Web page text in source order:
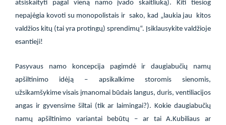
atsiskaityti pagal vieną namo įvado skaitliuką). Kiti tiesiog
nepajėgia kovoti su monopolistais ir sako, kad „laukia jau
kitos
valdžios kitų (tai yra protingų) sprendimų“. Įsiklausykite valdžioje
esantieji!
Pasyvaus namo koncepcija pagimdė ir daugiabučių namų
apšiltinimo idėją – apsikalkime storomis sienomis,
užsikamšykime visais įmanomai būdais langus, duris, ventiliacijos
angas ir gyvensime šiltai (tik ar laimingai?). Kokie daugiabučių
namų apšiltinimo variantai bebūtų – ar tai A.Kubiliaus ar